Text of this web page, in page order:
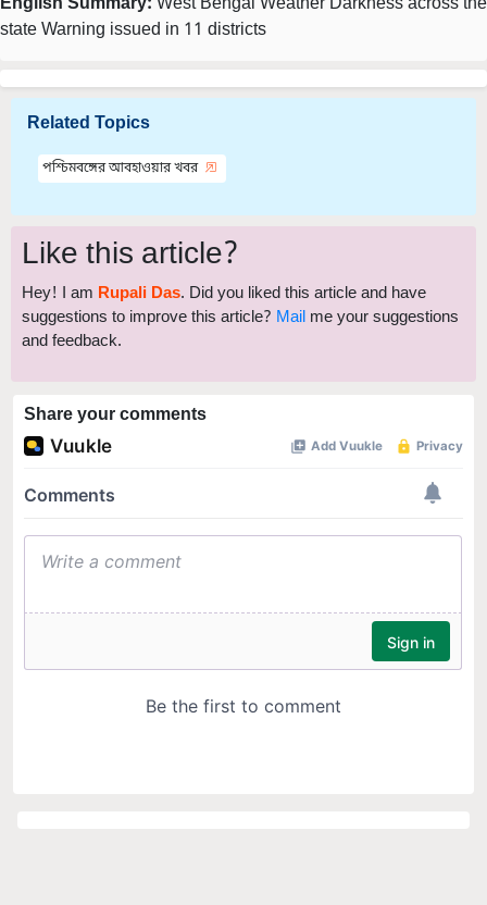
state Warning issued in 11 districts
Related Topics
পশ্চিমবঙ্গের আবহাওয়ার খবর
Like this article?
Hey! I am Rupali Das. Did you liked this article and have
suggestions to improve this article? Mail me your suggestions
and feedback.
Share your comments